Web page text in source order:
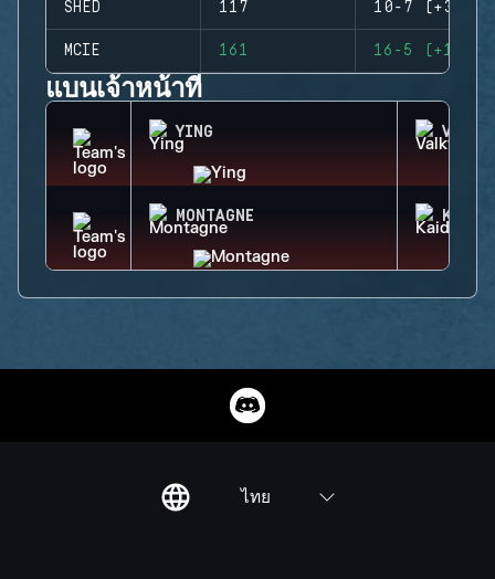
SHED 117 10-7 (+3)
MCIE 161 16-5 (+11)
แบนเจ้าหน้าที่
YING
MONTAGNE KAID
ไทย